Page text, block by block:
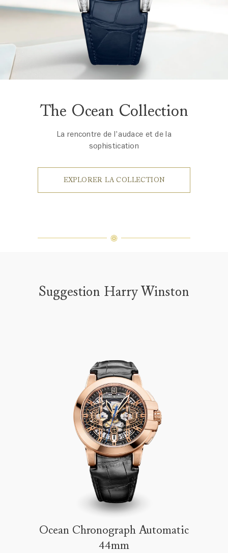
The Ocean Collection
La rencontre de l'audace et de la
sophistication
EXPLORER LA COLLECTION
Suggestion Harry Winston
Ocean Chronograph Automatic
44mm